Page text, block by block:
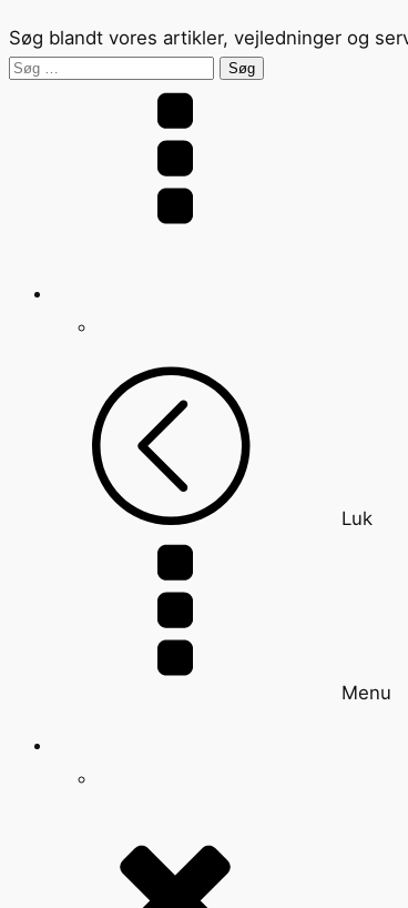
Søg blandt vores artikler, vejledninger og
Søg
Luk
Menu